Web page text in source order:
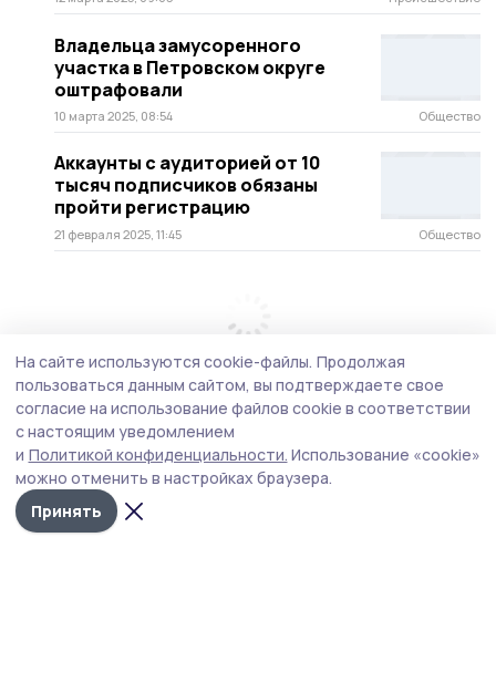
Владельца замусоренного
участка в Петровском округе
оштрафовали
10 марта 2025, 08:54 Общество
Аккаунты с аудиторией от 10
тысяч подписчиков обязаны
пройти регистрацию
21 февраля 2025, 11:45 Общество
На сайте используются cookie-файлы. Продолжая
пользоваться данным сайтом, вы подтверждаете свое
согласие на использование файлов cookie в соответствии
с настоящим уведомлением
и Политикой конфиденциальности. Использование «cookie»
можно отменить в настройках браузера.
Принять